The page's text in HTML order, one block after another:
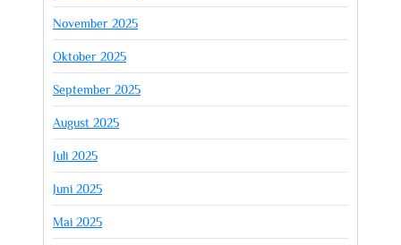
November 2025
Oktober 2025
September 2025
August 2025
Juli 2025
Juni 2025
Mai 2025